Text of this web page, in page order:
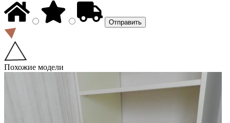
Похожие модели